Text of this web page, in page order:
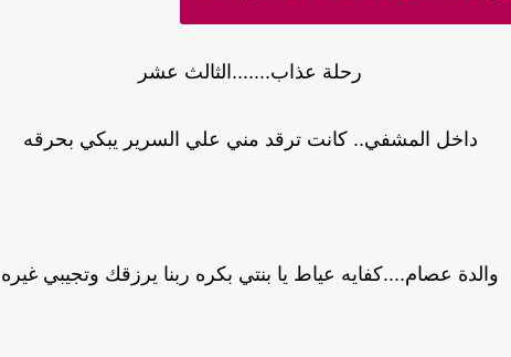
رحلة عذاب.......الثالث عشر
داخل المشفي.. كانت ترقد مني علي السرير يبكي بحرقه
والدة عصام....كفايه عياط يا بنتي بكره ربنا يرزقك وتجيبي غيره